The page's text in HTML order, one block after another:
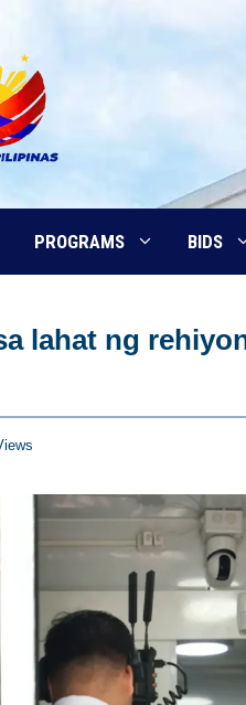
PROGRAMS BIDS
lahat ng